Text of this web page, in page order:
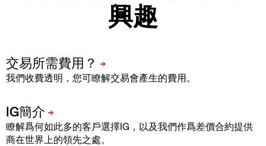
興趣
我們收費透明，您可瞭解交易會產生的費用。
瞭解爲何如此多的客戶選擇IG，以及我們作爲差價合約提供
商在世界上的領先之處。